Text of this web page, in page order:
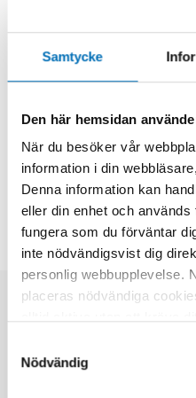
Samtycke
Den här hemsidan
När du besöker vår
information i din
Denna information kan
eller din enhet och
fungera som du förväntar
inte nödvändigsvist dig
personlig webbupplevelse.
placeras nödvändiga
dess funktioner. Vi
välja vilka ytterligare
Nödvändig
DELA